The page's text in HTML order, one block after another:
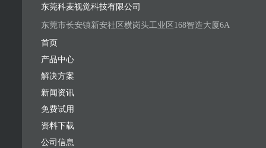
东莞科麦视觉科技有限公司
东莞市长安镇新安社区横岗头工业区168智造大厦6A
首页
产品中心
解决方案
新闻资讯
免费试用
资料下载
公司信息